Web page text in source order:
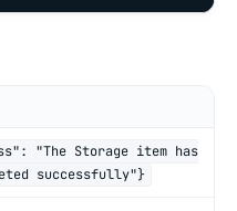
"The Storage item has
successfully"}